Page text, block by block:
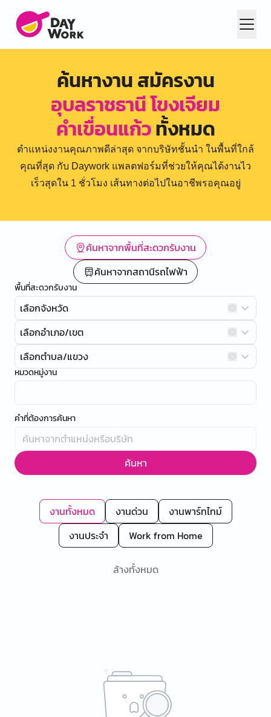
ค้นหางาน สมัครงาน
อุบลราชธานี โขงเจียม
คำเขื่อนแก้วทั้งหมด
ตำแหน่งงานคุณภาพดีล่าสุด จากบริษัทชั้นนำ ในพื้นที่ใกล้
คุณที่สุด กับ Daywork แพลตฟอร์มที่ช่วยให้คุณได้งานไว
เร็วสุดใน 1 ชั่วโมง เส้นทางต่อไปในอาชีพรอคุณอยู่
ค้นหาจากพื้นที่สะดวกรับงาน
ค้นหาจากสถานีรถไฟฟ้า
พื้นที่สะดวกรับงาน
เลือกจังหวัด
เลือกอำเภอ/เขต
เลือกตำบล/แขวง
หมวดหมู่งาน
คำที่ต้องการค้นหา
ค้นหา
งานทั้งหมด งานด่วน
งานพาร์ทไทม์
งานประจำ
Work from Home
ล้างทั้งหมด